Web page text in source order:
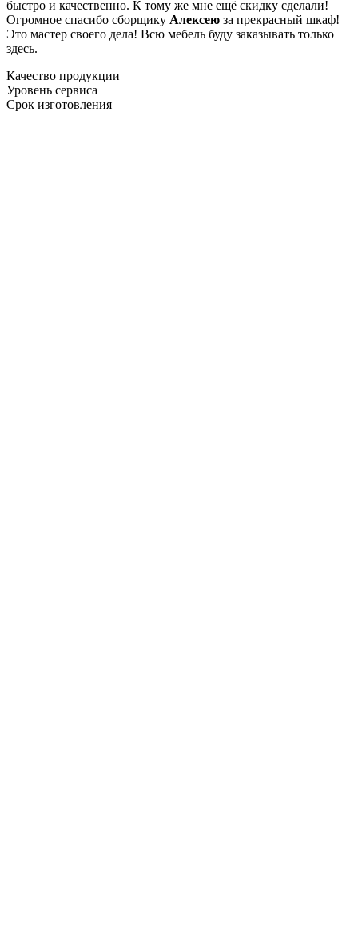
быстро и качественно. К тому же мне ещё скидку сделали!
Огромное спасибо сборщику Алексею за прекрасный шкаф!
Это мастер своего дела! Всю мебель буду заказывать только
здесь.
Качество продукции
Уровень сервиса
Срок изготовления